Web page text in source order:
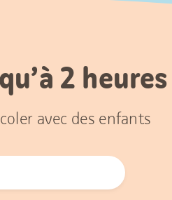
2 heures
avec des enfants